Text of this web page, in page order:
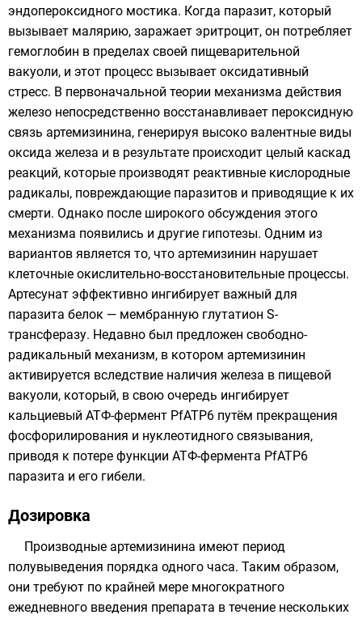
эндопероксидного мостика. Когда паразит, который
вызывает малярию, заражает эритроцит, он потребляет
гемоглобин в пределах своей пищеварительной
вакуоли, и этот процесс вызывает оксидативный
стресс. В первоначальной теории механизма действия
железо непосредственно восстанавливает пероксидную
связь артемизинина, генерируя высоко валентные виды
оксида железа и в результате происходит целый каскад
реакций, которые производят реактивные кислородные
радикалы, повреждающие паразитов и приводящие к их
смерти. Однако после широкого обсуждения этого
механизма появились и другие гипотезы. Одним из
вариантов является то, что артемизинин нарушает
клеточные окислительно-восстановительные процессы.
Артесунат эффективно ингибирует важный для
паразита белок — мембранную глутатион S-
трансферазу. Недавно был предложен свободно-
радикальный механизм, в котором артемизинин
активируется вследствие наличия железа в пищевой
вакуоли, который, в свою очередь ингибирует
кальциевый АТФ-фермент PfATP6 путём прекращения
фосфорилирования и нуклеотидного связывания,
приводя к потере функции АТФ-фермента PfATP6
паразита и его гибели.
Дозировка
Производные артемизинина имеют период
полувыведения порядка одного часа. Таким образом,
они требуют по крайней мере многократного
ежедневного введения препарата в течение нескольких